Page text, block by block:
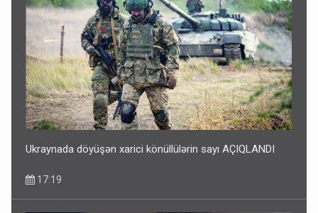
Ukraynada döyüşən xarici könüllülərin sayı AÇIQLANDI
17:19